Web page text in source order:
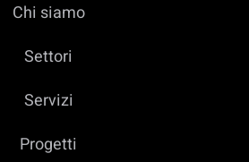
Chi siamo
Settori
Servizi
Progetti